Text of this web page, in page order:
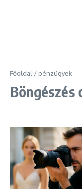
Főoldal / pénzügyek
Böngészés